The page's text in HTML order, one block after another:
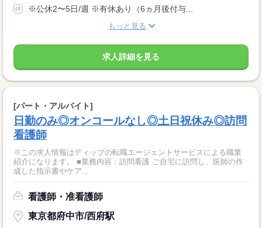
※公休2〜5日/週 ※有休あり（6ヵ月後付与...
もっと見る
求人詳細を見る
[パート・アルバイト]
日勤のみ◎オンコールなし◎土日祝休み◎訪問
看護師
※この求人情報はディップの転職エージェントサービスによる職業
紹介になります。 ■業務内容：訪問看護 ご自宅に訪問し、医師の作
成した指示書やケア...
看護師・准看護師
東京都府中市/西府駅